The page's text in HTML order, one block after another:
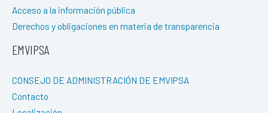
Acceso a la información pública
Derechos y obligaciones en materia de transparencia
EMVIPSA
CONSEJO DE ADMINISTRACIÓN DE EMVIPSA
Contacto